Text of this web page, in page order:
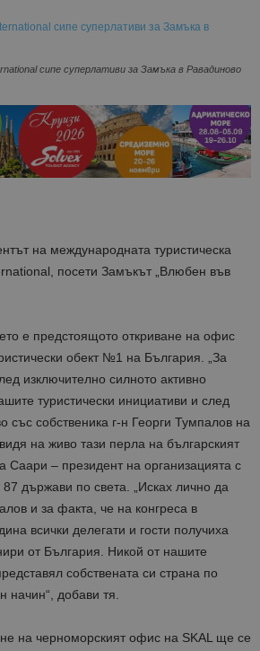
сипе суперлативи за Замъка в Равадиново
на международната туристическа
посети Замъкът „Влюбен във
е предстоящото откриване на офис
обект №1 на България. „За
изключително силното активно
туристически инициативи и след
със собственика г-н Георги Тумпалов на
на живо тази перла на българският
Саари – президент на организацията с
държави по света. „Исках лично да
и за факта, че на конгреса в
всички делегати и гости получиха
от България. Никой от нашите
собствената си страна по
начин“, добави тя.
на черноморският офис на SKAL ще се